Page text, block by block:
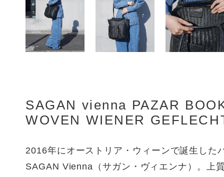
SAGAN vienna PAZAR
WOVEN WIENER
2016年にオーストリア・ウィーンで誕生した
SAGAN Vienna（サガン・ヴィエンナ）。上